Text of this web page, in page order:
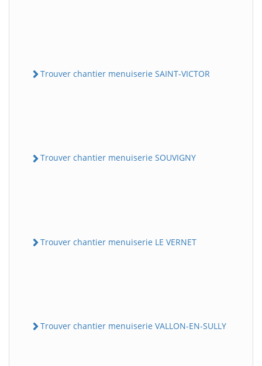
Trouver chantier menuiserie SAINT-VICTOR
Trouver chantier menuiserie SOUVIGNY
Trouver chantier menuiserie LE VERNET
Trouver chantier menuiserie VALLON-EN-SULLY